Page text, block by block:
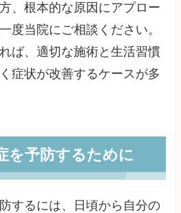
、根本的な原因にアプロー
度当院にご相談ください。
ば、適切な施術と生活習慣
症状が改善するケースが多
を予防するために
するには、日頃から自分の